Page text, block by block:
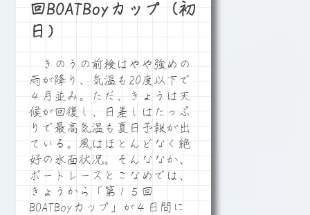
回BOATBoyカップ（初
日）
きのうの前検はやや強めの
雨が降り、気温も20度以下で
４月並み。ただ、きょうは天
候が回復し、日差しはたっぷ
りで最高気温も夏日予報が出
ている。風はほとんどなく絶
好の水面状況。そんななか、
ボートレースとこなめでは、
きょうから「第１５回
BOATBoyカップ」が４日間に